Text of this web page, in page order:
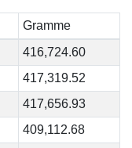
Gramme
416,724.60
417,319.52
417,656.93
409,112.68